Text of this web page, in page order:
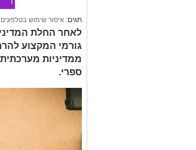
תגים: איסור שימוש
לאחר החלת
גורמי המקצוע
ממדיניות
ספרי.